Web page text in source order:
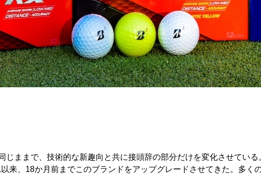
じままで、技術的な新趣向と共に接頭辞の部分だけを変化させてい
来、18か月前までこのブランドをアップグレードさせてきた。多く